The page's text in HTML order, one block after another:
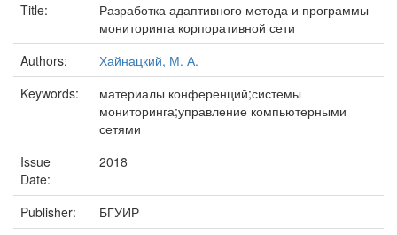
Title:
Разработка адаптивного метода и программы
мониторинга корпоративной сети
Authors:
Хайнацкий, М. А.
Keywords:
материалы конференций;системы
мониторинга;управление компьютерными
сетями
Issue
Date:
2018
Publisher:
БГУИР